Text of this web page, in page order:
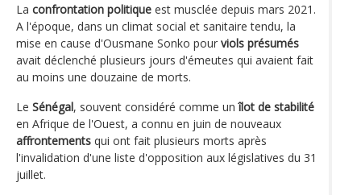
La confrontation politique est musclée depuis mars 2021.
A l'époque, dans un climat social et sanitaire tendu, la
mise en cause d'Ousmane Sonko pour viols présumés
avait déclenché plusieurs jours d'émeutes qui avaient fait
au moins une douzaine de morts.
Le Sénégal, souvent considéré comme unîlot de stabilité
en Afrique de l'Ouest, a connu en juin de nouveaux
affrontements qui ont fait plusieurs morts après
l'invalidation d'une liste d'opposition aux législatives du 31
juillet.